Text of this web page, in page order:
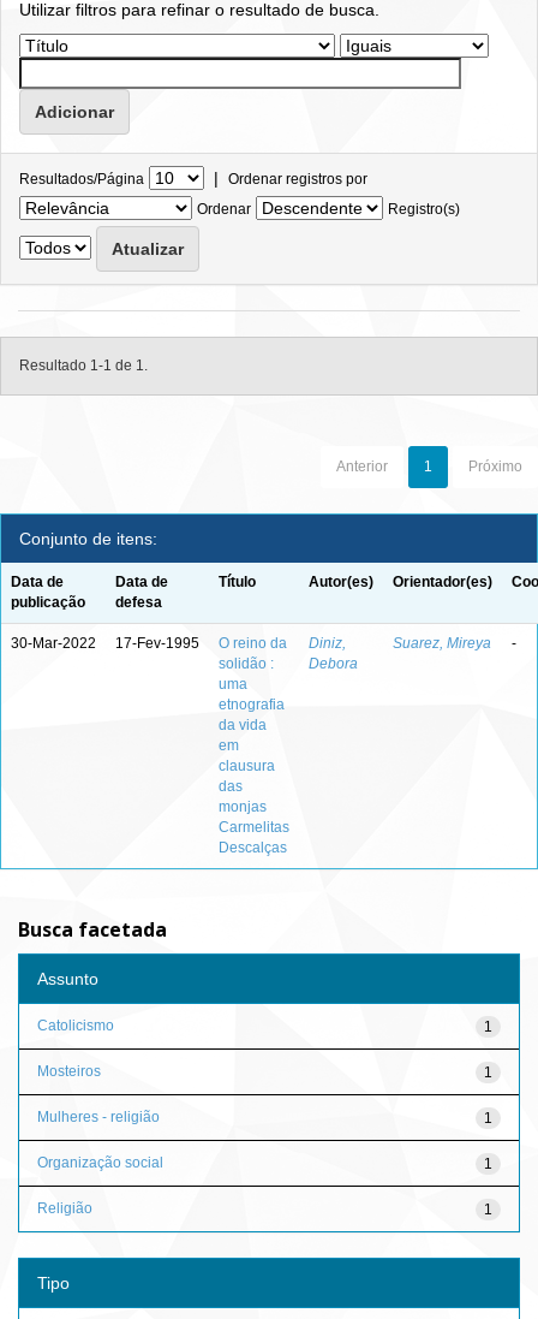
Utilizar filtros para refinar o resultado de busca.
Resultados/Página | Ordenar registros por
Ordenar
Registro(s)
Resultado 1-1 de 1.
Anterior 1 Próximo
Conjunto de itens:
Data de
publicação
Data de
defesa
Título Autor(es) Orientador(es)
30-Mar-2022 17-Fev-1995
O reino da
solidão :
uma
etnografia
da vida
em
clausura
das
monjas
Carmelitas
Descalças
Diniz,
Debora
Suarez, Mireya -
Busca facetada
Assunto
1
Catolicismo
1
Mosteiros
1
Mulheres - religião
1
Organização social
1
Religião
Tipo